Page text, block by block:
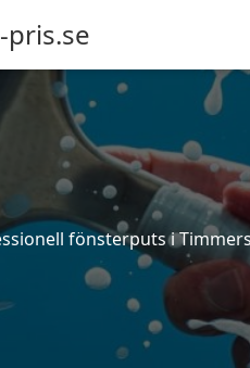
fönsterputs i